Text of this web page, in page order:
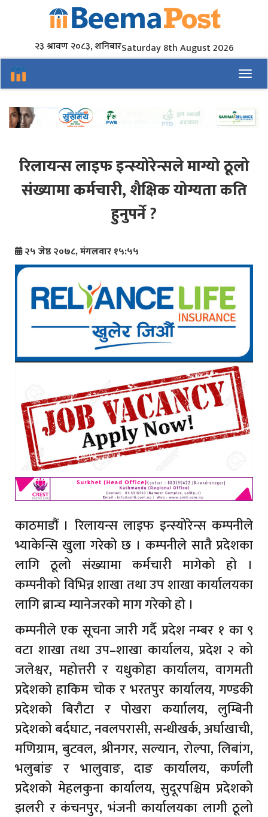
२३ श्रावण २०८३, शनिबारSaturday 8th August 2026
रिलायन्स लाइफ इन्स्योरेन्सले माग्यो ठूलो
संख्यामा कर्मचारी, शैक्षिक योग्यता कति
हुनुपर्ने ?
२५ जेष्ठ २०७८, मंगलवार १५:५५
काठमाडौं । रिलायन्स लाइफ इन्स्योरेन्स कम्पनीले
भ्याकेन्सि खुला गरेको छ । कम्पनीले सातै प्रदेशका
लागि ठूलो संख्यामा कर्मचारी मागेको हो ।
कम्पनीको विभिन्न शाखा तथा उप शाखा कार्यालयका
लागि ब्रान्च म्यानेजरको माग गरेको हो ।
कम्पनीले एक सूचना जारी गर्दै प्रदेश नम्बर १ का ९
वटा शाखा तथा उप–शाखा कार्यालय, प्रदेश २ को
जलेश्वर, महोत्तरी र यधुकोहा कार्यालय, वागमती
प्रदेशको हाकिम चोक र भरतपुर कार्यालय, गण्डकी
प्रदेशको बिरौटा र पोखरा कर्याालय, लुम्बिनी
प्रदेशको बर्दघाट, नवलपरासी, सन्धीखर्क, अर्घाखाची,
मणिग्राम, बुटवल, श्रीनगर, सल्यान, रोल्पा, लिबांग,
भलुबांङ र भालुवाङ, दाङ कार्यालय, कर्णली
प्रदेशको मेहलकुना कार्यालय, सुदूरपश्चिम प्रदेशको
झलरी र कंचनपुर, भंजनी कार्यालयका लागी ठूलो